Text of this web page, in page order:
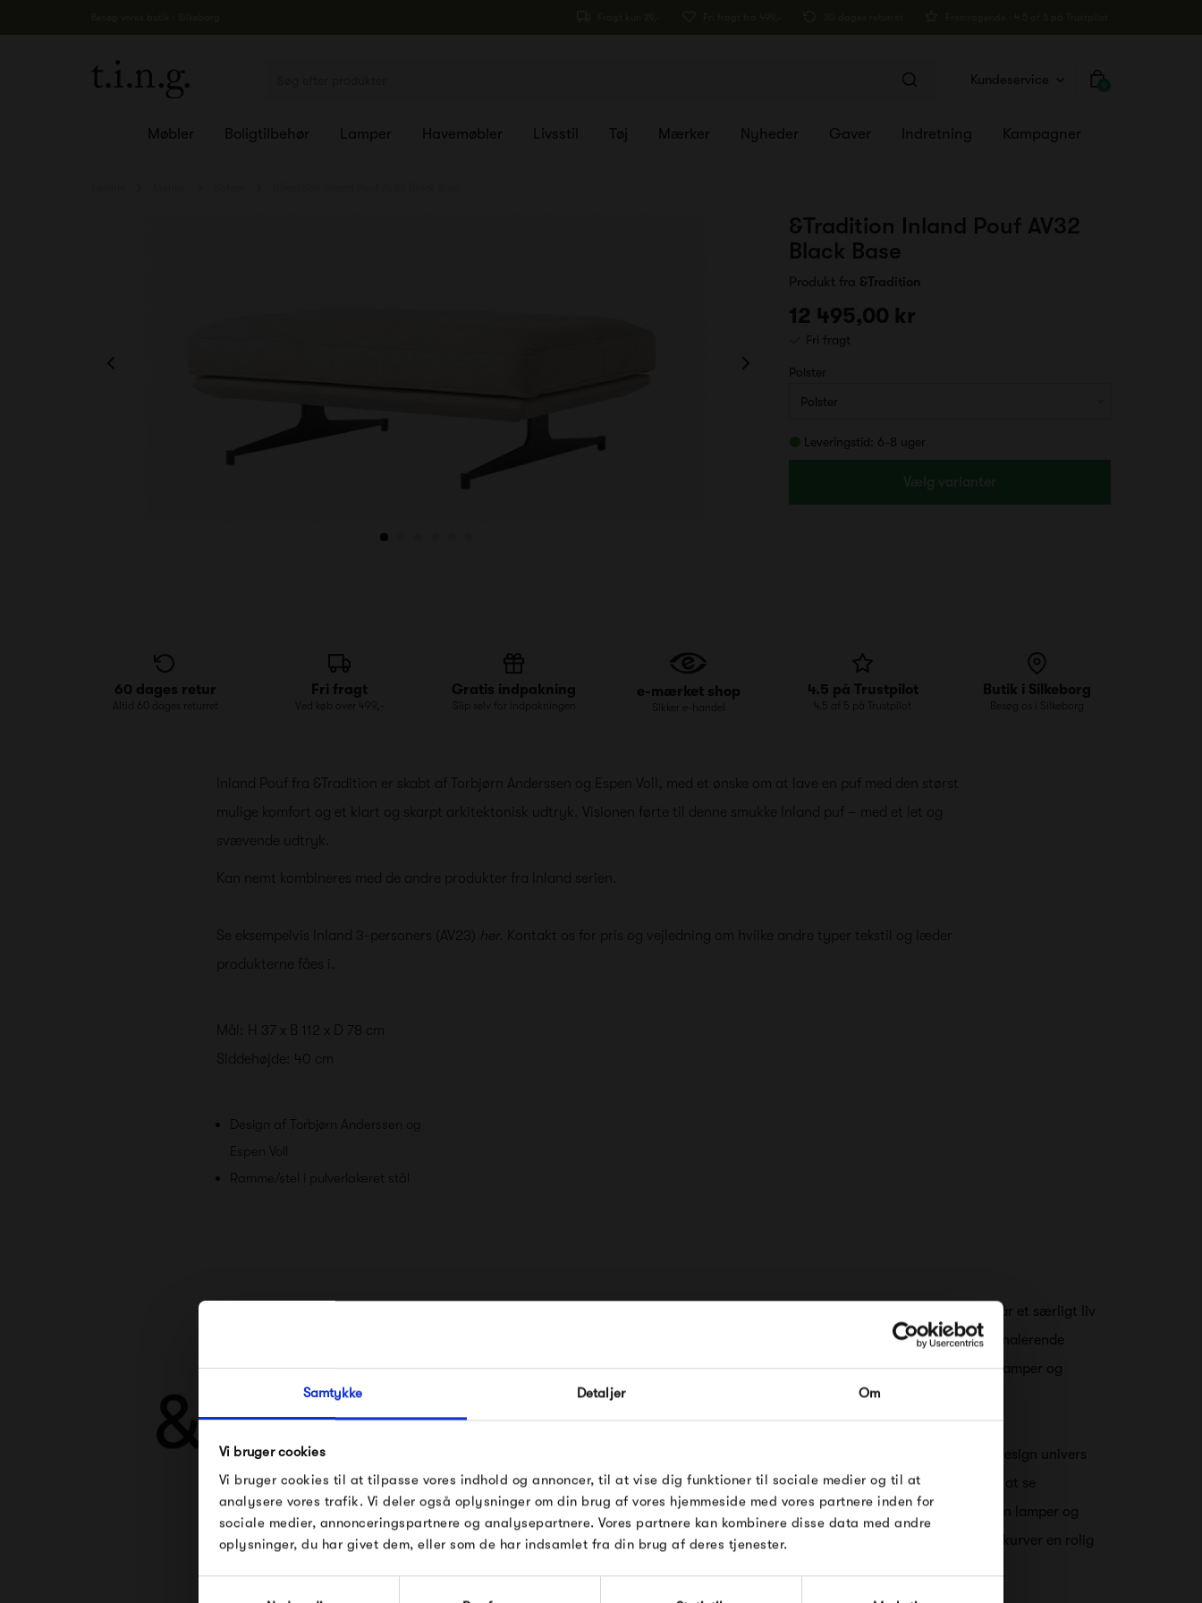
Samtykke Detaljer Om
Vi bruger cookies
Vi bruger cookies til at tilpasse vores indhold og annoncer, til at vise dig funktioner til sociale medier og til at
analysere vores trafik. Vi deler også oplysninger om din brug af vores hjemmeside med vores partnere inden for
sociale medier, annonceringspartnere og analysepartnere. Vores partnere kan kombinere disse data med andre
oplysninger, du har givet dem, eller som de har indsamlet fra din brug af deres tjenester.
0
Kundeservice
Møbler Boligtilbehør Lamper Havemøbler Livsstil Tøj Mærker Nyheder Gaver Indretning Kampagner
&Tradition Inland Pouf AV32
Black Base
Produkt fra &Tradition
12 495,00 kr
Fri fragt
Polster
Leveringstid: 6-8 uger
Vælg varianter
60 dages retur
Altid 60 dages returret
Fri fragt
Ved køb over 499,-
Gratis indpakning
Slip selv for indpakningen
e-mærket shop
Sikker e-handel
4.5 på Trustpilot
4.5 af 5 på Trustpilot
Butik i Silkeborg
Besøg os i Silkeborg
Inland Pouf fra &Tradition er skabt af Torbjørn Anderssen og Espen Voll, med et ønske om at lave en puf med den størst
mulige komfort og et klart og skarpt arkitektonisk udtryk. Visionen førte til denne smukke Inland puf – med et let og
svævende udtryk.
Kan nemt kombineres med de andre produkter fra Inland serien.
Se eksempelvis Inland 3-personers (AV23) her.
Kontakt os for pris og vejledning om hvilke andre typer tekstil og læder
produkterne fåes i.
Mål: H 37 x B 112 x D 78 cm
Siddehøjde: 40 cm
Design af Torbjørn Anderssen og
Espen Voll
Ramme/stel i pulverlakeret stål
Se alle varer fra &Tradition
&Tradition har skabt et unikt design univers hvor objekterne får et særligt liv
i sig selv. Kombinationen mellem et spændende og til tider signalerende
farvevalg og afdæmpende kurver og former giver &Tradition lamper og
produkter et helt særligt udtryk.
&Tradition lamper og møbler er således del af et spændende design univers
hvor folkene bag, laver deres egne regler. Det er en fornøjelse at se
resultaterne - og det skaber bestemt glæde, at have &Tradition lamper og
møbler i hjemmet. &Tradition lamper danner med deres bløde kurver en rolig
FÅ 10% PÅ DIN NÆSTE ORDRE
Gælder ikke på produkter fra Fermob, File Under
Pop og i forvejen nedsatte produkter.